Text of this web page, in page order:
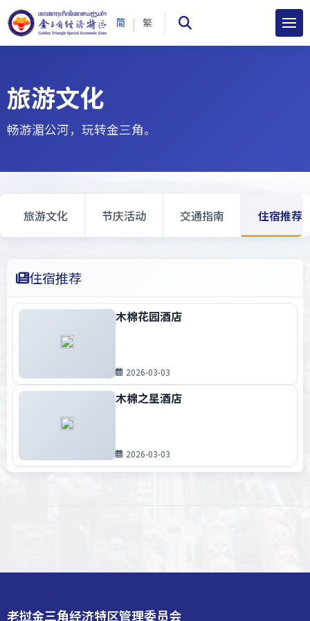
简 | 繁
旅游文化
畅游湄公河，玩转金三角。
旅游文化 节庆活动 交通指南 住宿推荐
住宿推荐
木棉花园酒店
2026-03-03
木棉之星酒店
2026-03-03
老挝金三角经济特区管理委员会